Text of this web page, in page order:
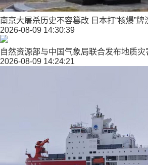
南京大屠杀历史不容篡改 日本打“核爆”牌
2026-08-09 14:30:39
自然资源部与中国气象局联合发布地质灾
2026-08-09 14:24:21